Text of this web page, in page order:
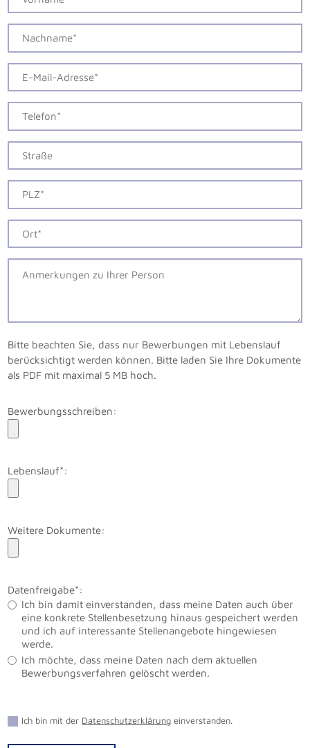
Bitte beachten Sie, dass nur Bewerbungen mit Lebenslauf
berücksichtigt werden können. Bitte laden Sie Ihre Dokumente
als PDF mit maximal 5 MB hoch.
Bewerbungsschreiben:
Lebenslauf*:
Weitere Dokumente:
Datenfreigabe*:
Ich bin damit einverstanden, dass meine Daten auch über
eine konkrete Stellenbesetzung hinaus gespeichert werden
und ich auf interessante Stellenangebote hingewiesen
werde.
Ich möchte, dass meine Daten nach dem aktuellen
Bewerbungsverfahren gelöscht werden.
Ich bin mit der Datenschutzerklärung einverstanden.